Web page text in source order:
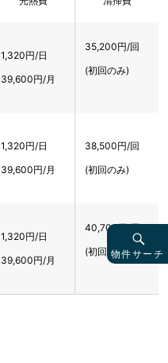
1,320円/日
39,600円/月
35,200円/回
(初回のみ)
1,320円/日
39,600円/月
38,500円/回
(初回のみ)
1,320円/日
39,600円/月
40,700円/回
(初回のみ)物件サーチ